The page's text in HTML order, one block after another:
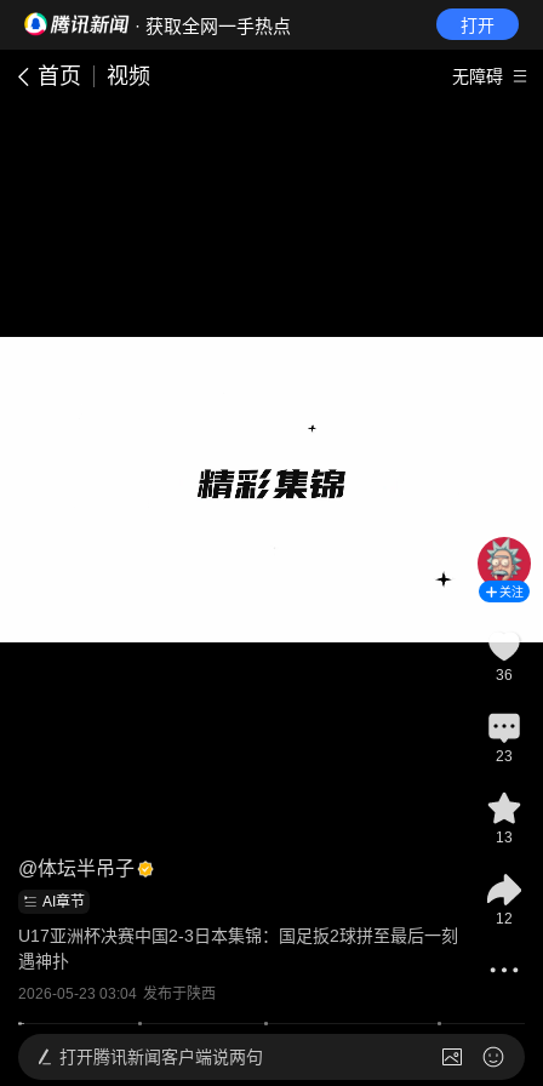
· 获取全网一手热点 打开
首页 视频 无障碍
@体坛半吊子
AI章节
U17亚洲杯决赛中国2-3日本集锦：国足扳2球拼至最后一刻
遇神扑
2026-05-23 03:04 发布于陕西
关注
36
23
13
12
打开腾讯新闻客户端说两句